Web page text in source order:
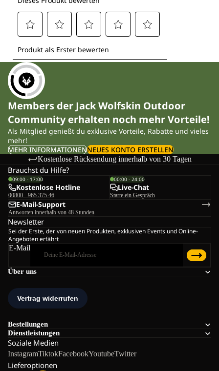
Members der Jack Wolfskin Outdoor
Community erhalten noch mehr Vorteile!
Als Mitglied genießt du exklusive Vorteile, Rabatte und vieles
mehr!
MEHR INFORMATIONENNEUES KONTO ERSTELLEN
Kostenlose Rücksendung innerhalb von 30 Tagen
Über uns
Bestellungen
Dienstleistungen
Soziale Medien
InstagramTiktokFacebookYoutubeTwitter
Lieferoptionen
Brauchst du Hilfe?
09:00 - 17:00
Kostenlose Hotline
00800 - 965 375 46
00:00 - 24:00
Live-Chat
Starte ein Gespräch
E-Mail-Support
Antworten innerhalb von 48 Stunden
Newsletter
Sei der Erste, der von neuen Produkten, exklusiven Events und Online-
Angeboten erfährt
E-Mail